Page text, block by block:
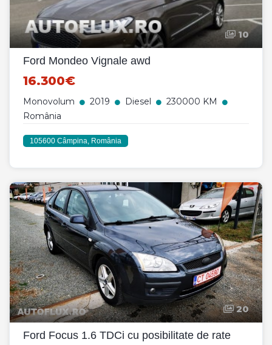
10
Ford Mondeo Vignale awd
16.300€
Monovolum 2019 Diesel
230000 KM
România
105600 Câmpina, România
20
Ford Focus 1.6 TDCi cu posibilitate de rate